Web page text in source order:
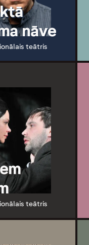
nāve
teātris
teātris